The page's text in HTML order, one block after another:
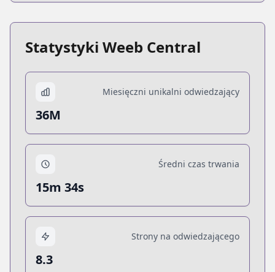
Statystyki Weeb Central
Miesięczni unikalni odwiedzający
36M
Średni czas trwania
15m 34s
Strony na odwiedzającego
8.3